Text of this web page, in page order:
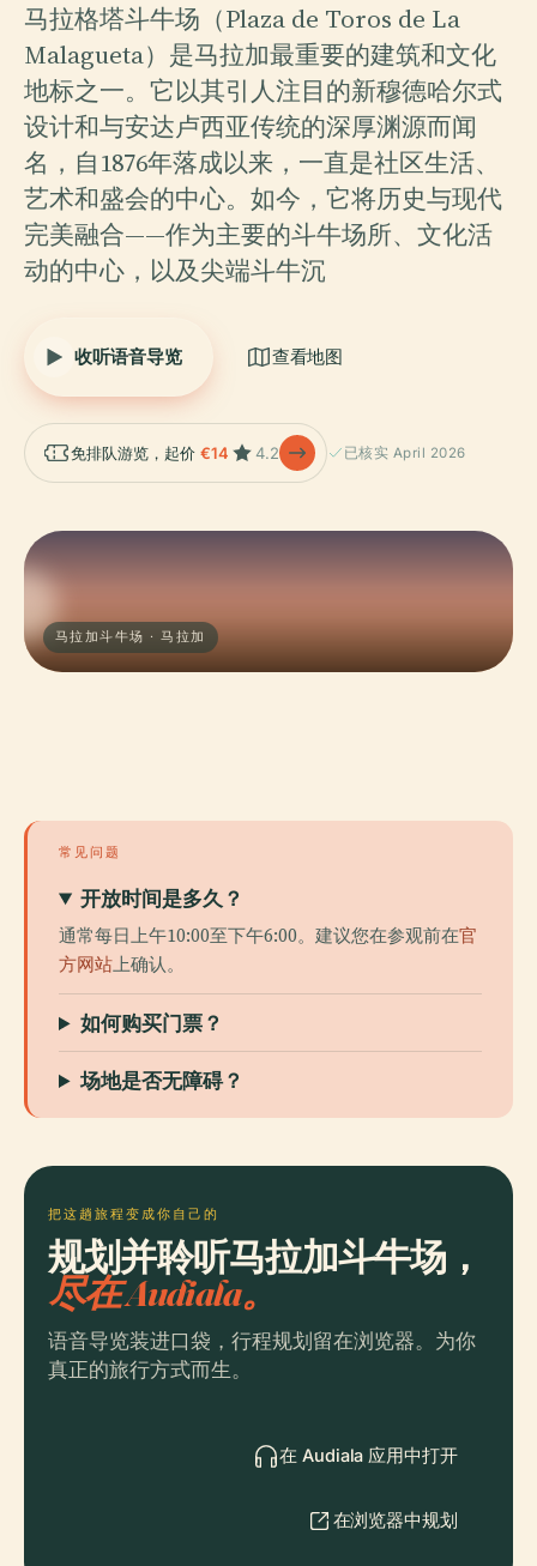
马拉格塔斗牛场（Plaza de Toros de La
Malagueta）是马拉加最重要的建筑和文化
地标之一。它以其引人注目的新穆德哈尔式
设计和与安达卢西亚传统的深厚渊源而闻
名，自1876年落成以来，一直是社区生活、
艺术和盛会的中心。如今，它将历史与现代
完美融合——作为主要的斗牛场所、文化活
动的中心，以及尖端斗牛沉
收听语音导览 查看地图
免排队游览，起价 €14 4.2 已核实 April 2026
马拉加斗牛场 · 马拉加
常见问题
开放时间是多久？
通常每日上午10:00至下午6:00。建议您在参观前在官
方网站上确认。
如何购买门票？
场地是否无障碍？
把这趟旅程变成你自己的
规划并聆听马拉加斗牛场，
尽在 Audiala。
语音导览装进口袋，行程规划留在浏览器。为你
真正的旅行方式而生。
在 Audiala 应用中打开
在浏览器中规划